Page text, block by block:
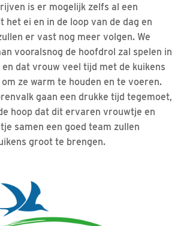
is er mogelijk zelfs al een
het ei en in de loop van de dag en
er vast nog meer volgen. We
vooralsnog de hoofdrol zal spelen in
dat vrouw veel tijd met de kuikens
ze warm te houden en te voeren.
gaan een drukke tijd tegemoet,
hoop dat dit ervaren vrouwtje en
samen een goed team zullen
groot te brengen.